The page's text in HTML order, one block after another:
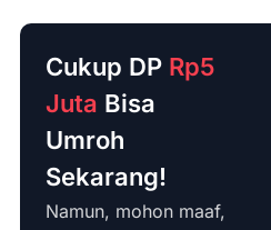
Cukup DP Rp5
Juta Bisa
Umroh
Sekarang!
Namun, mohon maaf,